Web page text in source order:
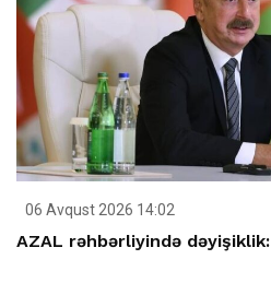
06 Avqust 2026 14:02
AZAL rəhbərliyində dəyişiklik: